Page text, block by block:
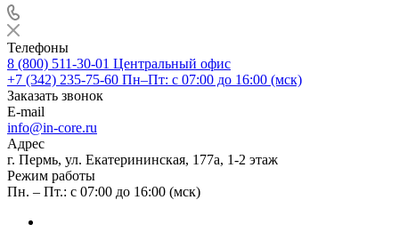
Телефоны
8 (800) 511-30-01 Центральный офис
+7 (342) 235-75-60 Пн–Пт: с 07:00 до 16:00 (мск)
Заказать звонок
E-mail
info@in-core.ru
Адрес
г. Пермь, ул. ​Екатерининская, 177а, ​1-2 этаж
Режим работы
Пн. – Пт.: с 07:00 до 16:00 (мск)